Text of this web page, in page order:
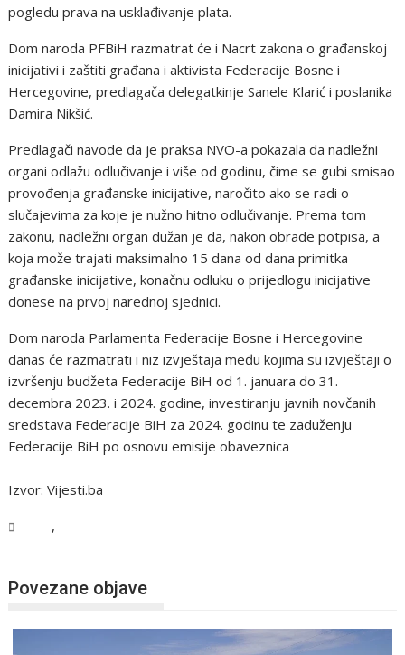
pogledu prava na usklađivanje plata.
Dom naroda PFBiH razmatrat će i Nacrt zakona o građanskoj
inicijativi i zaštiti građana i aktivista Federacije Bosne i
Hercegovine, predlagača delegatkinje Sanele Klarić i poslanika
Damira Nikšić.
Predlagači navode da je praksa NVO-a pokazala da nadležni
organi odlažu odlučivanje i više od godinu, čime se gubi smisao
provođenja građanske inicijative, naročito ako se radi o
slučajevima za koje je nužno hitno odlučivanje. Prema tom
zakonu, nadležni organ dužan je da, nakon obrade potpisa, a
koja može trajati maksimalno 15 dana od dana primitka
građanske inicijative, konačnu odluku o prijedlogu inicijative
donese na prvoj narednoj sjednici.
Dom naroda Parlamenta Federacije Bosne i Hercegovine
danas će razmatrati i niz izvještaja među kojima su izvještaji o
izvršenju budžeta Federacije BiH od 1. januara do 31.
decembra 2023. i 2024. godine, investiranju javnih novčanih
sredstava Federacije BiH za 2024. godinu te zaduženju
Federacije BiH po osnovu emisije obaveznica
Izvor: Vijesti.ba
,
Povezane objave